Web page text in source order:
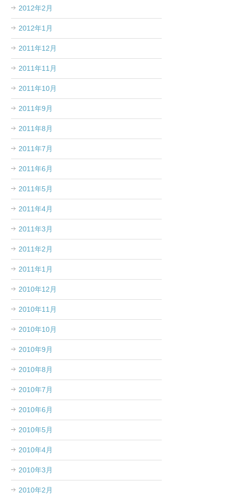
2012年2月
2012年1月
2011年12月
2011年11月
2011年10月
2011年9月
2011年8月
2011年7月
2011年6月
2011年5月
2011年4月
2011年3月
2011年2月
2011年1月
2010年12月
2010年11月
2010年10月
2010年9月
2010年8月
2010年7月
2010年6月
2010年5月
2010年4月
2010年3月
2010年2月